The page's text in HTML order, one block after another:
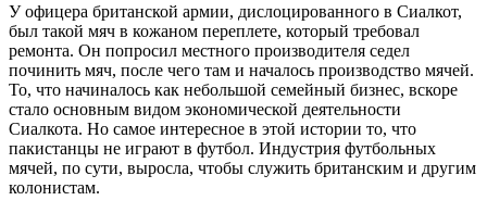
У офицера британской армии, дислоцированного в Сиалкот,
был такой мяч в кожаном переплете, который требовал
ремонта. Он попросил местного производителя седел
починить мяч, после чего там и началось производство мячей.
То, что начиналось как небольшой семейный бизнес, вскоре
стало основным видом экономической деятельности
Сиалкота. Но самое интересное в этой истории то, что
пакистанцы не играют в футбол. Индустрия футбольных
мячей, по сути, выросла, чтобы служить британским и другим
колонистам.